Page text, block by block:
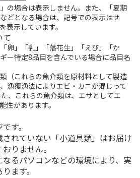
の場合は表示しません。また、「夏期
どとなる場合は、記号での表示はせ
表示しています。
て
卵」「乳」「落花生」「えび」「か
ー特定8品目を含んでいる場合に品目名
（これらの魚介類を原材料として製造
漁獲漁法によりエビ・カニが混じって
、これらの魚介類は、エサとしてエ
性があります。
す。
れていない「小道具類」はお届け
りません。
るパソコンなどの環境により、実
ます。